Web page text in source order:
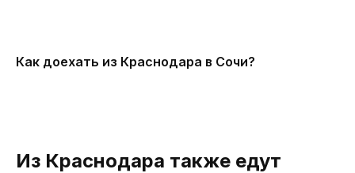
Как доехать из Краснодара в Сочи?
Из Краснодара также едут